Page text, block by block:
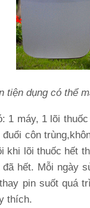
tiện dụng có thể
1 máy, 1 lõi
đuổi côn
khi lõi thuốc hết
hết. Mỗi ngày
pin suốt quá
thích.